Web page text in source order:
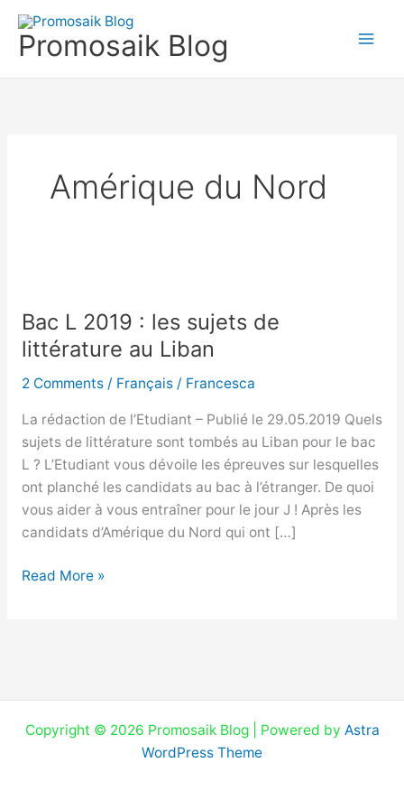
Skip
content
Promosaik Blog
Amérique du Nord
Bac L 2019 : les sujets de
littérature au Liban
2 Comments / Français/ Francesca
La rédaction de l’Etudiant – Publié le 29.05.2019 Quels
sujets de littérature sont tombés au Liban pour le bac
L ? L’Etudiant vous dévoile les épreuves sur lesquelles
ont planché les candidats au bac à l’étranger. De quoi
vous aider à vous entraîner pour le jour J ! Après les
candidats d’Amérique du Nord qui ont […]
2019
:
sujets
de
littérature
au
Liban
Read More »
Copyright © 2026 Promosaik Blog | Powered by Astra
WordPress Theme